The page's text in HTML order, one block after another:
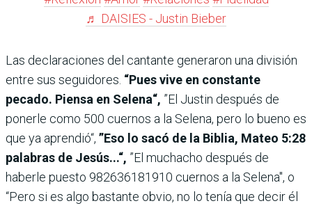
♬ DAISIES - Justin Bieber
​Las declaraciones del cantante generaron una división
entre sus seguidores. “Pues vive en constante
pecado. Piensa en Selena“, ”El Justin después de
ponerle como 500 cuernos a la Selena, pero lo bueno es
que ya aprendió“, ”Eso lo sacó de la Biblia, Mateo 5:28
palabras de Jesús...“, ”El muchacho después de
haberle puesto 982636181910 cuernos a la Selena", o
“Pero si es algo bastante obvio, no lo tenía que decir él